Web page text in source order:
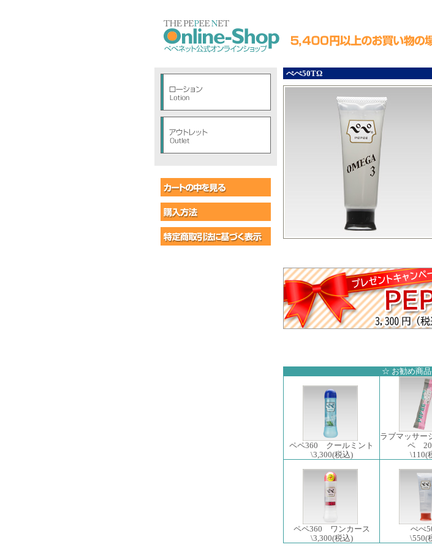
ぺぺ50TΩ
☆ お勧め商
ペペ360 クールミント
\3,300(税込)
ラブマッサー
ペ 20
\110(
ペペ360 ワンカース
\3,300(税込)
ぺぺ
\550(